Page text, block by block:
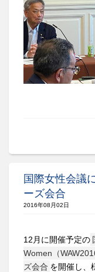
国際女性会議
ーズ会合
2016年08月02日
12月に開催予定の
Women（
ズ会合 を開催し、